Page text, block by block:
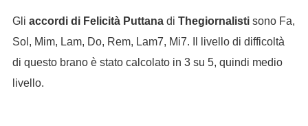
Gli accordi di Felicità Puttanadi Thegiornalistisono Fa,
Sol, Mim, Lam, Do, Rem, Lam7, Mi7. Il livello di difficoltà
di questo brano è stato calcolato in 3 su 5, quindi medio
livello.